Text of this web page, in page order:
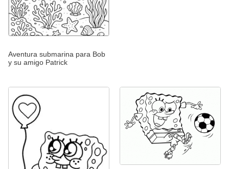
Aventura submarina para Bob
y su amigo Patrick